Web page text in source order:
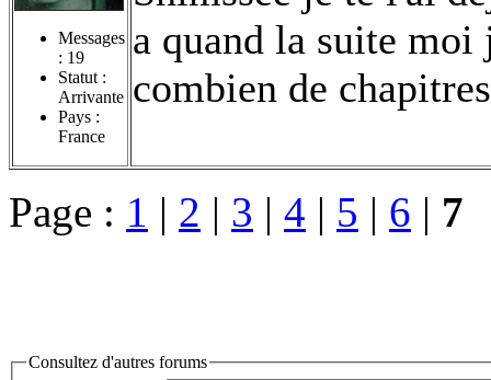
Messages
: 19
Statut :
Arrivante
Pays :
France
a quand la suite moi
combien de
Page : 1 | 2 | 3 | 4 | 5 | 6 | 7
Consultez d'autres forums